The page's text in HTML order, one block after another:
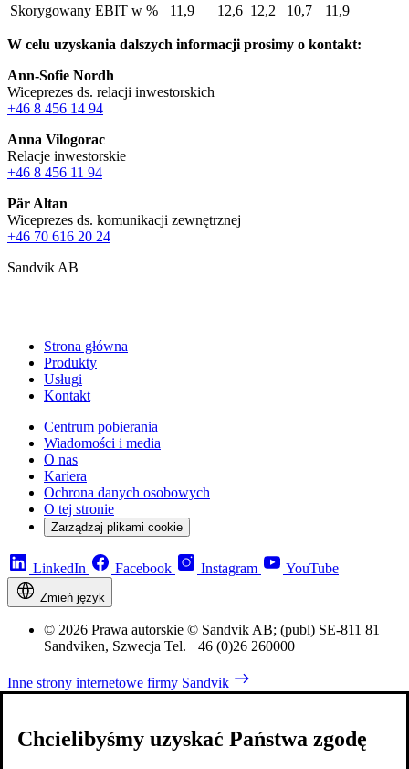
Skorygowany EBIT w %
11,9 12,6 12,2 10,7 11,9
W celu uzyskania dalszych informacji prosimy o kontakt:
Ann-Sofie Nordh
Wiceprezes ds. relacji inwestorskich
+46 8 456 14 94
Anna Vilogorac
Relacje inwestorskie
+46 8 456 11 94
Pär Altan
Wiceprezes ds. komunikacji zewnętrznej
+46 70 616 20 24
Sandvik AB
Strona główna
Produkty
Usługi
Kontakt
Centrum pobierania
Wiadomości i media
O nas
Kariera
Ochrona danych osobowych
O tej stronie
Zarządzaj plikami cookie
LinkedIn Facebook Instagram YouTube
Zmień język
© 2026 Prawa autorskie © Sandvik AB; (publ) SE-811 81
Sandviken, Szwecja Tel. +46 (0)26 260000
Inne strony internetowe firmy Sandvik
Chcielibyśmy uzyskać Państwa zgodę